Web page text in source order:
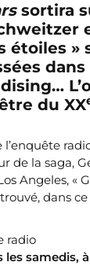
sortira
étoiles »
du XX
de la saga,
Angeles, «
dans
radio
les samedis, à